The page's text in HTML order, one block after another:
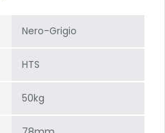
Nero-Grigio
HTS
50kg